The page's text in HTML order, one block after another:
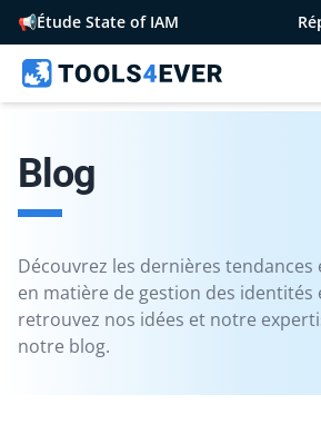
📢Étude State of IAM
Blog
Découvrez les dernières
en matière de gestion des identités
retrouvez nos idées et notre
notre blog.